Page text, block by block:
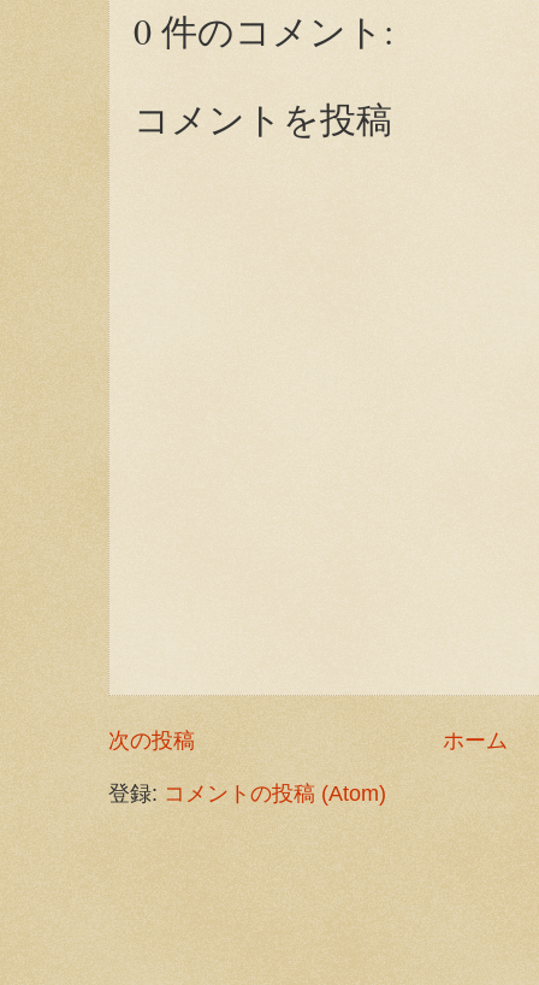
0 件のコメント:
コメントを投稿
次の投稿 ホーム
登録: コメントの投稿 (Atom)